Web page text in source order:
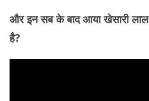
और इन सब के बाद आया खेसारी लाल
है?